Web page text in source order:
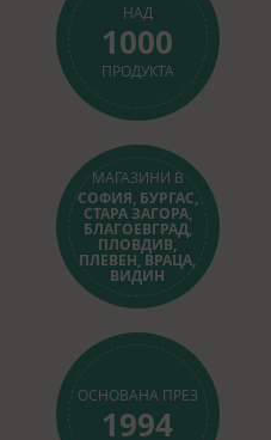
НАД
1000
ПРОДУКТА
МАГАЗИНИ В
СОФИЯ, БУРГАС,
СТАРА ЗАГОРА,
БЛАГОЕВГРАД,
ПЛОВДИВ,
ПЛЕВЕН, ВРАЦА,
ВИДИН
ОСНОВАНА ПРЕЗ
1994